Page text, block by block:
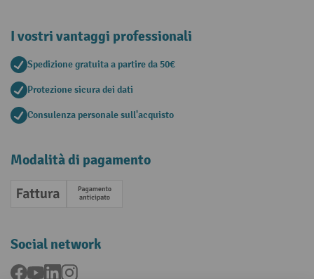
I vostri vantaggi professionali
Spedizione gratuita a partire da 50€
Protezione sicura dei dati
Consulenza personale sull'acquisto
Modalità di pagamento
Fattura Pagamento anticipato
Social network
Facebook
YouTubeLinkedInInstagram